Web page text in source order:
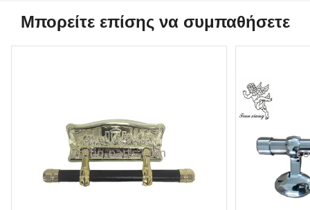
Μπορείτε επίσης να συμπαθήσετε